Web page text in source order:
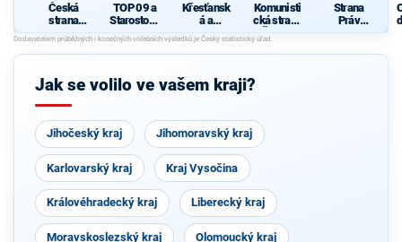
Česká
strana
sociálně
demokrati
cká
TOP 09 a
Starostové
pro
Vysočinu
Křesťansk
á a
demokrati
cká unie -
Českoslov
strana
Komunisti
cká strana
Čech a
Moravy
Strana
Práv
Občanů
VCI
Jak se volilo ve vašem kraji?
Jihočeský kraj Jihomoravský kraj
Karlovarský kraj Kraj Vysočina
Královéhradecký kraj Liberecký kraj
Moravskoslezský kraj Olomoucký kraj